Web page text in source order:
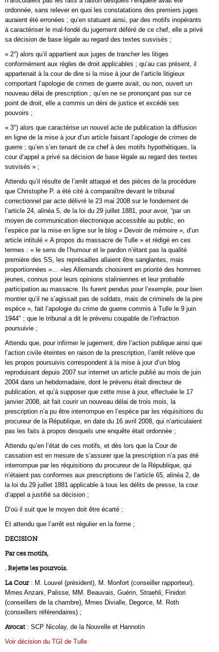
ordonnée, sans relever en quoi les constatations des premiers juges
auraient été erronées ; qu’en statuant ainsi, par des motifs inopérants
à caractériser le mal-fondé du jugement déféré de ce chef, elle a privé
sa décision de base légale au regard des textes susvisés ;
« 2°) alors qu’il appartient aux juges de trancher les litiges
conformément aux règles de droit applicables ; qu’au cas présent, il
appartenait à la cour de dire si la mise à jour de l’article litigieux
comportant l’apologie de crimes de guerre avait, ou non, ouvert un
nouveau délai de prescription ; qu’en ne se prononçant pas sur ce
point de droit, elle a commis un déni de justice et excédé ses
pouvoirs ;
« 3°) alors que caractérise un nouvel acte de publication la diffusion
en ligne de la mise à jour d’un article faisant l’apologie de crimes de
guerre ; qu’en s’en tenant de ce chef à des motifs hypothétiques, la
cour d’appel a privé sa décision de base légale au regard des textes
susvisés » ;
Attendu qu’il résulte de l’arrêt attaqué et des pièces de la procédure
que Christophe P. a été cité à comparaître devant le tribunal
correctionnel par acte délivré le 23 mai 2008 sur le fondement de
l’article 24, alinéa 5, de la loi du 29 juillet 1881, pour avoir, “par un
moyen de communication électronique accessible au public, en
l’espèce par la mise en ligne sur le blog « Devoir de mémoire », d’un
article intitulé « A propos du massacre de Tulle » et rédigé en ces
termes : « le sens de l’humour et le pardon n’étant pas la qualité
première des SS, les représailles allaient être sanglantes, mais
proportionnées »… »les Allemands choisirent en priorité des hommes
jeunes, connus pour leurs opinions staliniennes et leur probable
participation au massacre. Ils furent pendus pour l’exemple, pour bien
montrer qu’il ne s’agissait pas de soldats, mais de criminels de la pire
espèce », fait l’apologie du crime de guerre commis à Tulle le 9 juin
1944″ ; que le tribunal a dit le prévenu coupable de l’infraction
poursuivie ;
Attendu que, pour infirmer le jugement, dire l’action publique ainsi que
l’action civile éteintes en raison de la prescription, l’arrêt relève que
les propos poursuivis correspondent à la mise à jour d’un blog
reproduisant depuis 2007 sur internet un article publié au mois de juin
2004 dans un hebdomadaire, dont le prévenu était directeur de
publication, et qu’à supposer que cette mise à jour, effectuée le 17
janvier 2008, ait fait courir un nouveau délai de trois mois, la
prescription n’a pu être interrompue en l’espèce par les réquisitions du
procureur de la République, en date du 16 avril 2008, qui n’articulaient
pas les faits à propos desquels une enquête était ordonnée ;
Attendu qu’en l’état de ces motifs, et dès lors que la Cour de
cassation est en mesure de s’assurer que la prescription n’a pas été
interrompue par les réquisitions du procureur de la République, qui
n’étaient pas conformes aux prescriptions de l’article 65, alinéa 2, de
la loi du 29 juillet 1881 applicable à tous les délits de presse, la cour
d’appel a justifié sa décision ;
D’où il suit que le moyen doit être écarté ;
Et attendu que l’arrêt est régulier en la forme ;
DECISION
Par ces motifs,
. Rejette les pourvois.
La Cour: M. Louvel (président), M. Monfort (conseiller rapporteur),
Mmes Anzani, Palisse, MM. Beauvais, Guérin, Straehli, Finidori
(conseillers de la chambre), Mmes Divialle, Degorce, M. Roth
(conseillers référendaires) ;
Avocat: SCP Nicolay, de la Nouvelle et Hannotin
Voir décision du TGI de Tulle